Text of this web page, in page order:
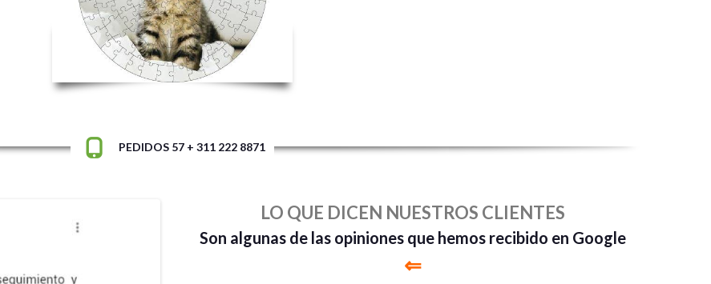
PEDIDOS 57 + 311 222 8871
LO QUE DICEN NUESTROS CLIENTES
Son algunas de las opiniones que hemos recibido en Google
⇐